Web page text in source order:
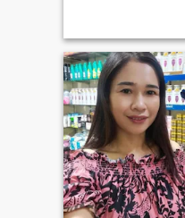
vrijgezel. - Ja. Mijn
hobby's zijn koken,
nieuwe kennis
ben een persoon met
rustige
positieve denkwijze,
glimlach gemakkelijk,
een goed hart, is
houdt niet van Ik rook
ik drink ook niet.